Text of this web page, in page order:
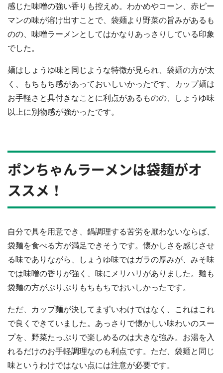
感じた味噌の強い香りも控えめ。わかめやコーン、赤ピー
マンの味が溶け出すことで、袋麺より野菜の旨みがあるも
のの、味噌ラーメンとしてはかなりあっさりしている印象
でした。
麺はしょうゆ味と同じような特徴が見られ、袋麺の方が太
く、もちもち感があっておいしいかったです。カップ麺は
お手軽さと具付きなことに利点があるものの、しょうゆ味
以上に別物感が強かったです。
ポンちゃんラーメンは袋麺がオ
ススメ！
自分で具を用意でき、鍋調理する苦労を厭わないならば、
袋麺を食べる方が満足できそうです。懐かしさを感じさせ
る味でありながら、しょうゆ味ではガラの厚みが、みそ味
では味噌の香りが強く、味にメリハリがありました。麺も
袋麺の方がぷりぷりもちもちでおいしかったです。
ただ、カップ麺が決してまずいわけではなく、これはこれ
で良くできていました。あっさりで懐かしい味わいのスー
プを、野菜たっぷりで楽しめるのは大きな強み。お湯を入
れるだけのお手軽調理なのも利点です。ただ、袋麺と同じ
味というわけではない点には注意が必要です。